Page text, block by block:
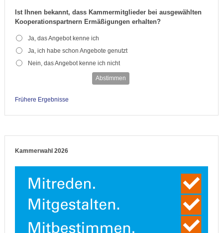
Ist Ihnen bekannt, dass Kammermitglieder bei ausgewählten
Kooperationspartnern Ermäßigungen erhalten?
Ja, das Angebot kenne ich
Ja, ich habe schon Angebote genutzt
Nein, das Angebot kenne ich nicht
Abstimmen
Frühere Ergebnisse
Kammerwahl 2026